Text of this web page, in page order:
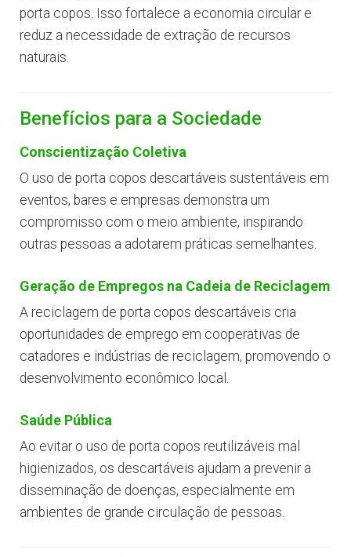
porta copos. Isso fortalece a economia circular e
reduz a necessidade de extração de recursos
naturais.
Benefícios para a Sociedade
Conscientização Coletiva
O uso de porta copos descartáveis sustentáveis em
eventos, bares e empresas demonstra um
compromisso com o meio ambiente, inspirando
outras pessoas a adotarem práticas semelhantes.
Geração de Empregos na Cadeia de Reciclagem
A reciclagem de porta copos descartáveis cria
oportunidades de emprego em cooperativas de
catadores e indústrias de reciclagem, promovendo o
desenvolvimento econômico local.
Saúde Pública
Ao evitar o uso de porta copos reutilizáveis mal
higienizados, os descartáveis ajudam a prevenir a
disseminação de doenças, especialmente em
ambientes de grande circulação de pessoas.